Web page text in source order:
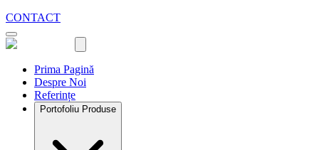
CONTACT
Prima Pagină
Despre Noi
Referințe
Portofoliu Produse